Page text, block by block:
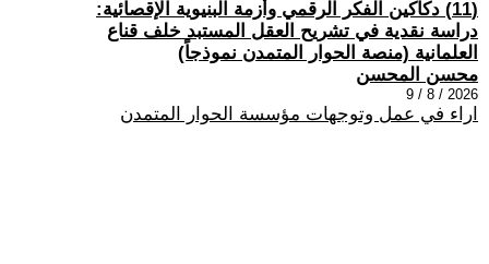
(11) دكاكين الفكر الرقمي وأزمة البنيوية الإقصائية:
دراسة نقدية في تشريح العقل المستبد خلف قناع
العلمانية (منصة الحوار المتمدن نموذجاً)
محسن المحسن
2026 / 8 / 9
اراء في عمل وتوجهات مؤسسة الحوار المتمدن